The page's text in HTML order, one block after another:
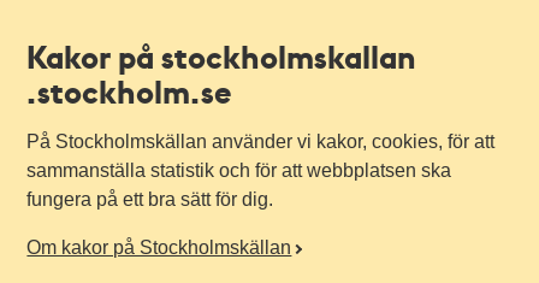
Kakor på stockholmskallan
.stockholm.se
På Stockholmskällan använder vi kakor, cookies, för att
sammanställa statistik och för att webbplatsen ska
fungera på ett bra sätt för dig.
Om kakor på Stockholmskällan